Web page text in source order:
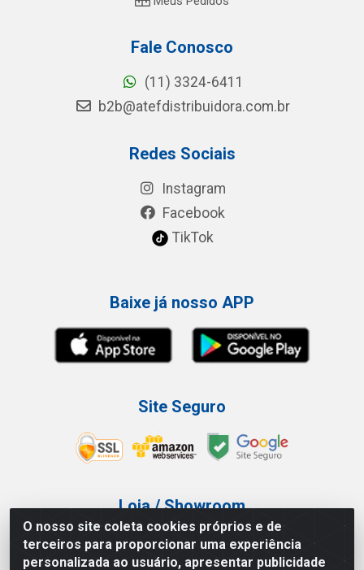
O nosso site coleta cookies próprios e de
terceiros para proporcionar uma experiência
personalizada ao usuário, apresentar publicidade
Fale Conosco
(11) 3324-6411
b2b@atefdistribuidora.com.br
Redes Sociais
Instagram
Facebook
TikTok
Baixe já nosso APP
Site Seguro
Loja / Showroom
Tel.: (11) 3227-0546
Av Vautier, 587/597 - Pari - São Paulo/SP